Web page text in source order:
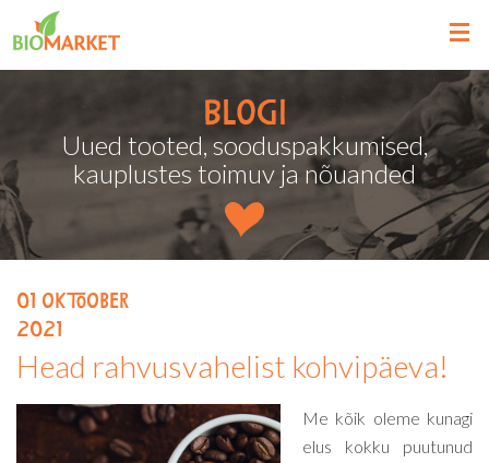
Blogi
Uued tooted, sooduspakkumised,
kauplustes toimuv ja nõuanded
01 oktoober
2021
Head rahvusvahelist kohvipäeva!
Me kõik oleme kunagi
elus kokku puutunud